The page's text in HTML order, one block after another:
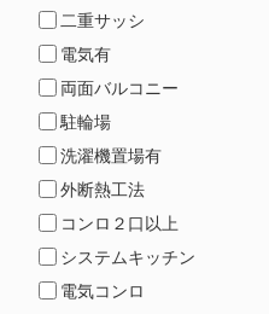
二重サッシ
電気有
両面バルコニー
駐輪場
洗濯機置場有
外断熱工法
コンロ２口以上
システムキッチン
電気コンロ